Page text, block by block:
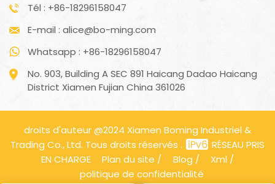
Tél : +86-18296158047
E-mail : alice@bo-ming.com
Whatsapp : +86-18296158047
No. 903, Building A SEC 891 Haicang Dadao Haicang
District Xiamen Fujian China 361026
droits d'auteur @2024 Xiamen Boming Industriel &
Trading Co., Ltd. Tous droits réservés .
RÉSEAU PRIS
EN CHARGE
Plan du site / Blog / Xml /
politique de confidentialité